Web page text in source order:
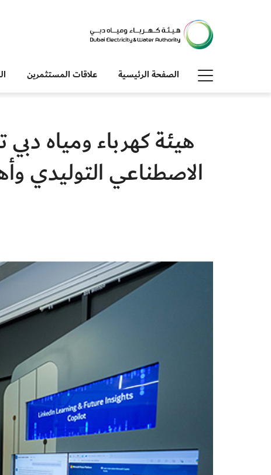
الصفحة الرئيسية علاقات المستثمرين
هيئة كهرباء ومياه